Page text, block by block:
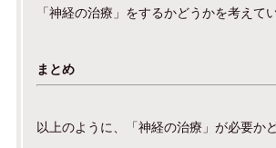
「神経の治療」をするかどうかを考えて
まとめ
以上のように、「神経の治療」が必要か